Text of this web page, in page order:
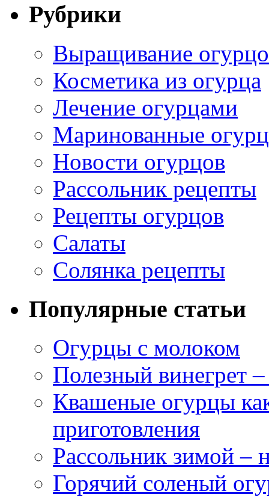
Рубрики
Выращивание
Косметика из огурца
Лечение огурцами
Маринованные
Новости огурцов
Рассольник рецепты
Рецепты огурцов
Салаты
Солянка рецепты
Популярные статьи
Огурцы с молоком
Полезный винегрет
Квашеные огурцы
приготовления
Рассольник зимой –
Горячий соленый